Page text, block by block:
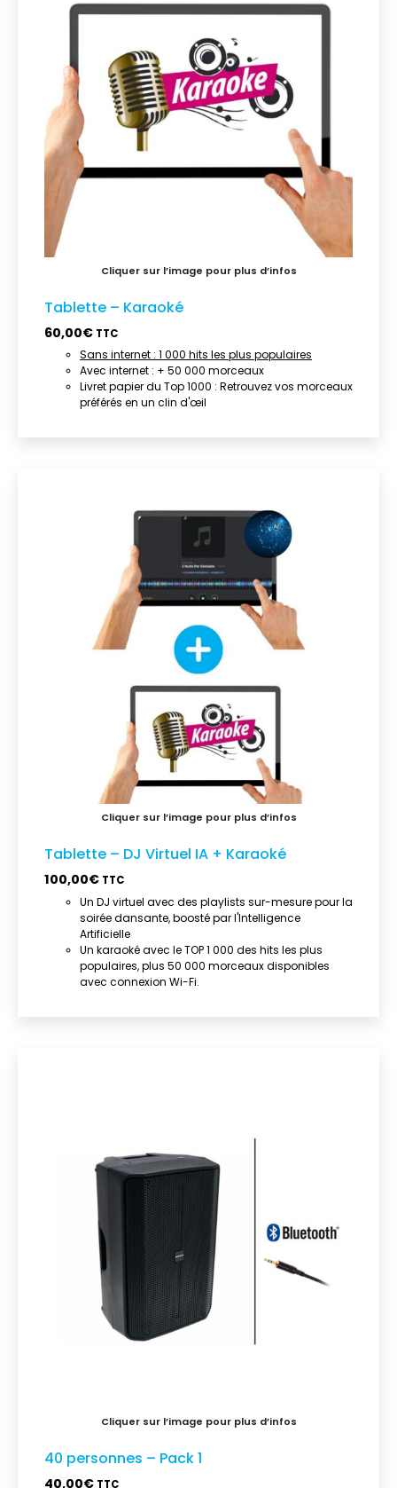
Tablette – Karaoké
60,00€ TTC
Sans internet : 1 000 hits les plus populaires
Avec internet : + 50 000 morceaux
Livret papier du Top 1000 : Retrouvez vos morceaux
préférés en un clin d'œil
Tablette – DJ Virtuel IA + Karaoké
100,00€ TTC
Un DJ virtuel avec des playlists sur-mesure pour la
soirée dansante, boosté par l'Intelligence
Artificielle
Un karaoké avec le TOP 1 000 des hits les plus
populaires, plus 50 000 morceaux disponibles
avec connexion Wi-Fi.
40 personnes – Pack 1
40,00€ TTC